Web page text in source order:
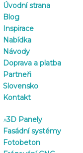
Úvodní strana
Blog
Inspirace
Nabídka
Návody
Doprava a platba
Partneři
Slovensko
Kontakt
»3D Panely
Fasádní systémy
Fotobeton